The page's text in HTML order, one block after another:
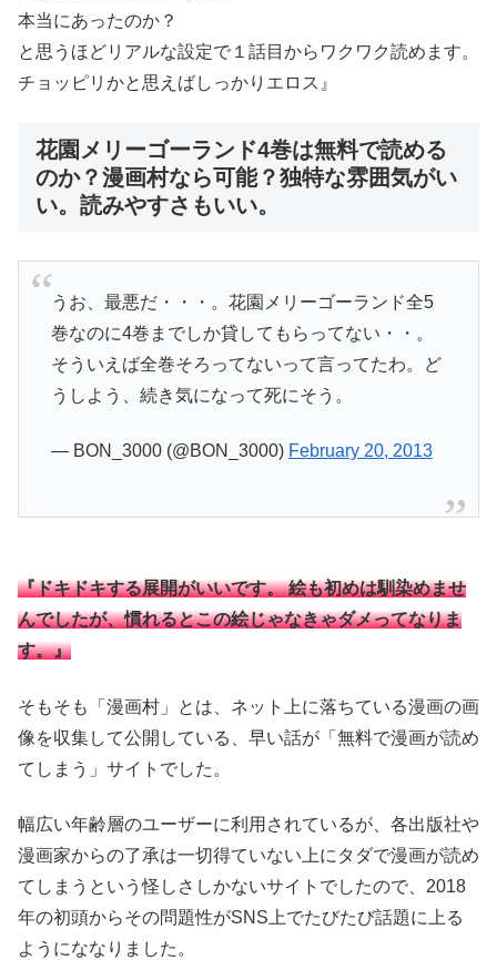
本当にあったのか？
と思うほどリアルな設定で１話目からワクワク読めます。
チョッピリかと思えばしっかりエロス』
花園メリーゴーランド4巻は無料で読める
のか？漫画村なら可能？独特な雰囲気がい
い。読みやすさもいい。
うお、最悪だ・・・。花園メリーゴーランド全5
巻なのに4巻までしか貸してもらってない・・。
そういえば全巻そろってないって言ってたわ。ど
うしよう、続き気になって死にそう。
— BON_3000 (@BON_3000) February 20, 2013
『ドキドキする展開がいいです。 絵も初めは馴染めませ
んでしたが、慣れるとこの絵じゃなきゃダメってなりま
す。』
そもそも「漫画村」とは、ネット上に落ちている漫画の画
像を収集して公開している、早い話が「無料で漫画が読め
てしまう」サイトでした。
幅広い年齢層のユーザーに利用されているが、各出版社や
漫画家からの了承は一切得ていない上にタダで漫画が読め
てしまうという怪しさしかないサイトでしたので、2018
年の初頭からその問題性がSNS上でたびたび話題に上る
ようにななりました。